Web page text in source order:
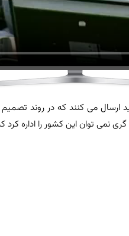
ارسال می کنند که در روند
نمی توان این کشور را اداره کرد